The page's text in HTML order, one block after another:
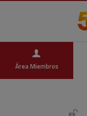
Área Miembros